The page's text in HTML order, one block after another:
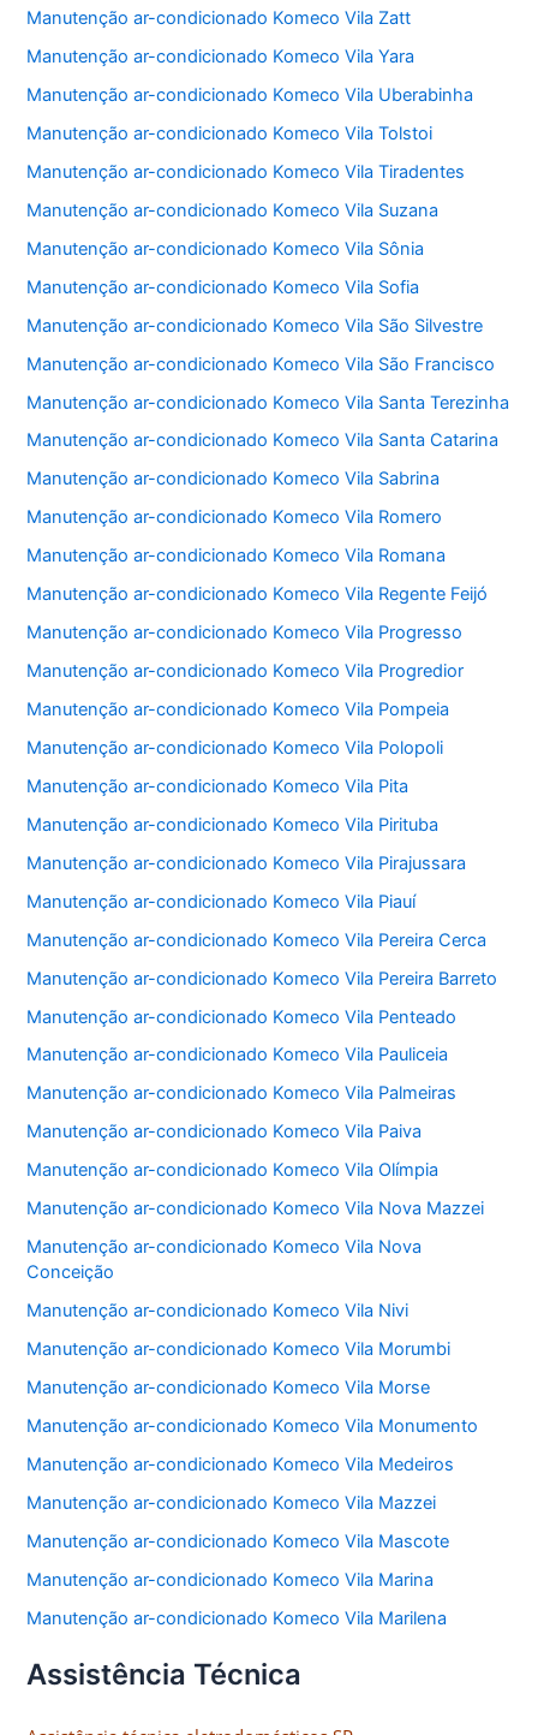
Manutenção ar-condicionado Komeco Vila Zatt
Manutenção ar-condicionado Komeco Vila Yara
Manutenção ar-condicionado Komeco Vila Uberabinha
Manutenção ar-condicionado Komeco Vila Tolstoi
Manutenção ar-condicionado Komeco Vila Tiradentes
Manutenção ar-condicionado Komeco Vila Suzana
Manutenção ar-condicionado Komeco Vila Sônia
Manutenção ar-condicionado Komeco Vila Sofia
Manutenção ar-condicionado Komeco Vila São Silvestre
Manutenção ar-condicionado Komeco Vila São Francisco
Manutenção ar-condicionado Komeco Vila Santa Terezinha
Manutenção ar-condicionado Komeco Vila Santa Catarina
Manutenção ar-condicionado Komeco Vila Sabrina
Manutenção ar-condicionado Komeco Vila Romero
Manutenção ar-condicionado Komeco Vila Romana
Manutenção ar-condicionado Komeco Vila Regente Feijó
Manutenção ar-condicionado Komeco Vila Progresso
Manutenção ar-condicionado Komeco Vila Progredior
Manutenção ar-condicionado Komeco Vila Pompeia
Manutenção ar-condicionado Komeco Vila Polopoli
Manutenção ar-condicionado Komeco Vila Pita
Manutenção ar-condicionado Komeco Vila Pirituba
Manutenção ar-condicionado Komeco Vila Pirajussara
Manutenção ar-condicionado Komeco Vila Piauí
Manutenção ar-condicionado Komeco Vila Pereira Cerca
Manutenção ar-condicionado Komeco Vila Pereira Barreto
Manutenção ar-condicionado Komeco Vila Penteado
Manutenção ar-condicionado Komeco Vila Pauliceia
Manutenção ar-condicionado Komeco Vila Palmeiras
Manutenção ar-condicionado Komeco Vila Paiva
Manutenção ar-condicionado Komeco Vila Olímpia
Manutenção ar-condicionado Komeco Vila Nova Mazzei
Manutenção ar-condicionado Komeco Vila Nova
Conceição
Manutenção ar-condicionado Komeco Vila Nivi
Manutenção ar-condicionado Komeco Vila Morumbi
Manutenção ar-condicionado Komeco Vila Morse
Manutenção ar-condicionado Komeco Vila Monumento
Manutenção ar-condicionado Komeco Vila Medeiros
Manutenção ar-condicionado Komeco Vila Mazzei
Manutenção ar-condicionado Komeco Vila Mascote
Manutenção ar-condicionado Komeco Vila Marina
Manutenção ar-condicionado Komeco Vila Marilena
Assistência Técnica